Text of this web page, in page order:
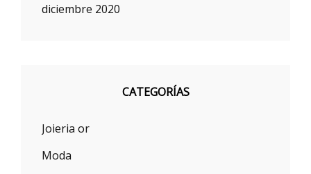
diciembre 2020
CATEGORÍAS
Joieria or
Moda